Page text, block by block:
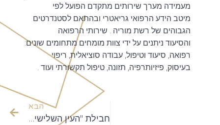
מעמידה מערך שירותים מתקדם הפועל לפי
מיטב הידע הרפואי גריאטרי ובהתאם לסטנדרטים
הגבוהים של רשת מוריה . שירותי הרפואה
והסיעוד ניתנים על ידי צוות מומחים מתחומים שונים:
רפואה, סיעוד וטיפול, עבודה סוציאלית, ריפוי
בעיסוק, פיזיותרפיה, תזונה, טיפול תקשורתי ועוד .
הבא
חבילת "העין השלישית"